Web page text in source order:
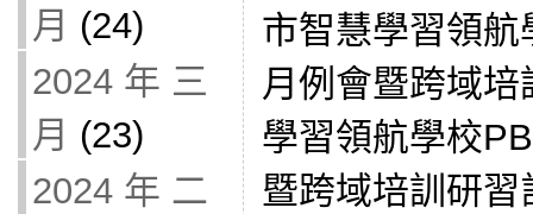
月 (24)
2024 年 三
月 (23)
2024 年 二
市智慧學習領
月例會暨跨域
學習領航學校
暨跨域培訓研